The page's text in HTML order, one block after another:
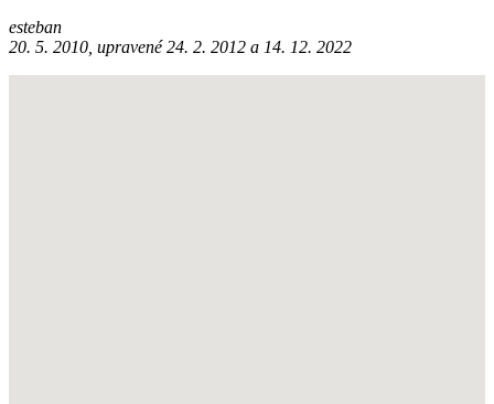
esteban
20. 5. 2010, upravené 24. 2. 2012 a 14. 12. 2022